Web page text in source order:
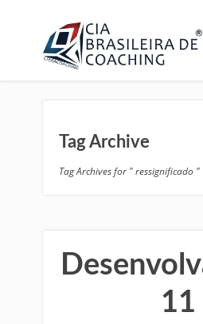
Tag Archive
Tag Archives for " ressignificado "
11